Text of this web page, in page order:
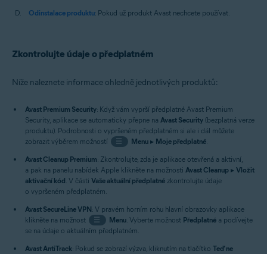
Odinstalace produktu: Pokud už produkt Avast nechcete používat.
Zkontrolujte údaje o předplatném
Níže naleznete informace ohledně jednotlivých produktů:
Avast Premium Security: Když vám vyprší předplatné Avast Premium
Security, aplikace se automaticky přepne na Avast Security (bezplatná verze
produktu). Podrobnosti o vypršeném předplatném si ale i dál můžete
zobrazit výběrem možností
☰ Menu▸ Moje předplatné.
Avast Cleanup Premium: Zkontrolujte, zda je aplikace otevřená a aktivní,
a pak na panelu nabídek Apple klikněte na možnosti Avast Cleanup ▸ Vložit
aktivační kód. V části Vaše aktuální předplatné zkontrolujte údaje
o vypršeném předplatném.
Avast SecureLine VPN: V pravém horním rohu hlavní obrazovky aplikace
klikněte na možnost
☰ Menu. Vyberte možnost Předplatnéa podívejte
se na údaje o aktuálním předplatném.
Avast AntiTrack: Pokud se zobrazí výzva, kliknutím na tlačítko Teď ne